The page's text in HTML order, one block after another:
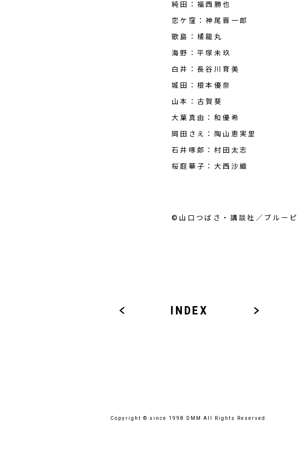
純田：福西勝也
恋ケ窪：神尾晋一郎
歌島：橘龍丸
海野：平塚未玖
白井：長谷川育美
城田：根本優奈
山本：古賀葵
大葉真由：和優希
岡田さえ：陶山恵実里
石井啄郎：村田太志
桜庭華子：大西沙織
©山口つばさ・講談社／ブルーピ
INDEX
Copyright © since 1998 DMM All Rights Reserved.